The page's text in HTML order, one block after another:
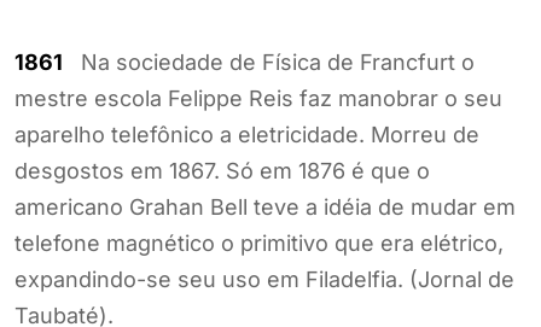
1861 Na sociedade de Física de Francfurt o
mestre escola Felippe Reis faz manobrar o seu
aparelho telefônico a eletricidade. Morreu de
desgostos em 1867. Só em 1876 é que o
americano Grahan Bell teve a idéia de mudar em
telefone magnético o primitivo que era elétrico,
expandindo-se seu uso em Filadelfia. (Jornal de
Taubaté).